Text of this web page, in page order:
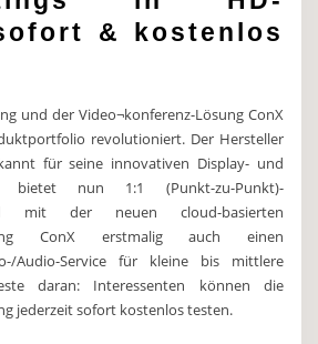
& kostenlos
und der Video¬konferenz-Lösung ConX
revolutioniert. Der Hersteller
für seine innovativen Display- und
bietet nun 1:1 (Punkt-zu-Punkt)-
mit der neuen cloud-basierten
ConX erstmalig auch einen
Audio-Service für kleine bis mittlere
daran: Interessenten können die
jederzeit sofort kostenlos testen.